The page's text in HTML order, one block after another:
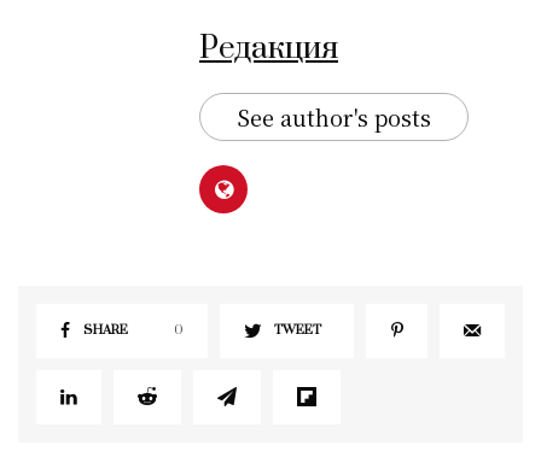
Редакция
See author's posts
SHARE 0 TWEET